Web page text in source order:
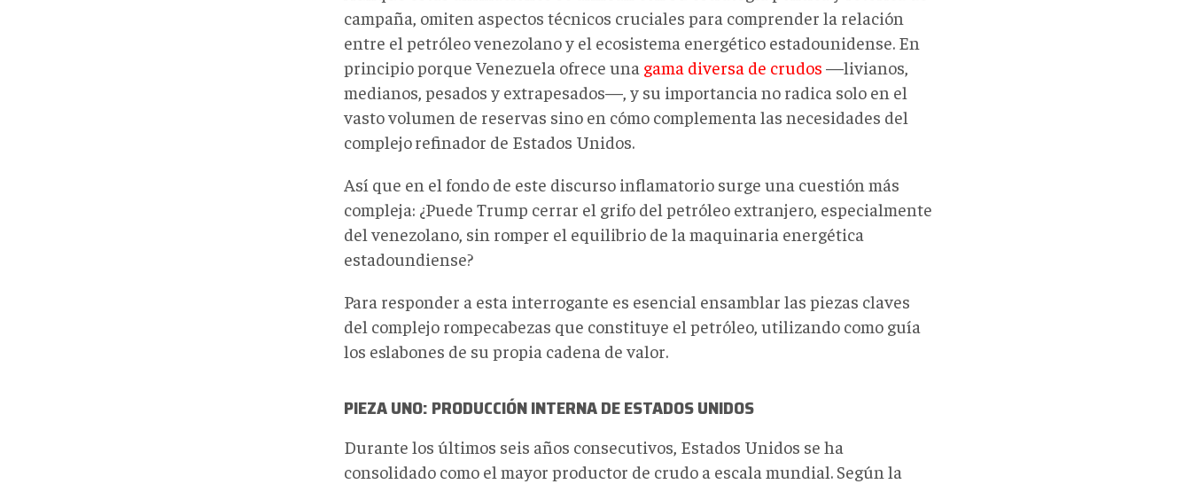
campaña, omiten aspectos técnicos cruciales para comprender la relación
entre el petróleo venezolano y el ecosistema energético estadounidense. En
principio porque Venezuela ofrece una gama diversa de crudos —livianos,
medianos, pesados y extrapesados—, y su importancia no radica solo en el
vastovolumen de reservas sino en cómo complementa las necesidades del
complejorefinador de Estados Unidos.
Así que en el fondo de este discurso inflamatorio surge una cuestión más
compleja: ¿Puede Trump cerrar el grifo del petróleo extranjero, especialmente
del venezolano, sin romper el equilibrio de la maquinaria energética
estadoundiense?
Para responder a esta interrogante es esencial ensamblar las piezas claves
del complejo rompecabezas que constituye el petróleo, utilizando como guía
los eslabones de su propia cadena de valor.
PIEZA UNO: PRODUCCIÓN INTERNA DE ESTADOS UNIDOS
Durante los últimos seis años consecutivos, Estados Unidos se ha
consolidado como el mayor productor de crudo a escala mundial. Según la